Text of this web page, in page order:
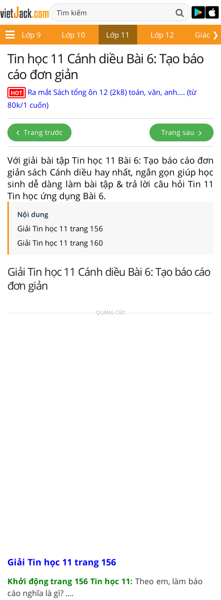
❯
Lớp 9 Lớp 10 Lớp 11 Lớp 12 Giáo
Tin học 11 Cánh diều Bài 6: Tạo báo
cáo đơn giản
HOT
Ra mắt Sách tổng ôn 12 (2k8) toán, văn, anh.... (từ
80k/1 cuốn)
Trang trước Trang sau
Với giải bài tập Tin học 11 Bài 6: Tạo báo cáo đơn
giản sách Cánh diều hay nhất, ngắn gọn giúp học
sinh dễ dàng làm bài tập & trả lời câu hỏi Tin 11
Tin học ứng dụng Bài 6.
Nội dung
Giải Tin học 11 trang 156
Giải Tin học 11 trang 160
Giải Tin học 11 Cánh diều Bài 6: Tạo báo cáo
đơn giản
QUẢNG CÁO
Giải Tin học 11 trang 156
Khởi động trang 156 Tin học 11: Theo em, làm báo
cáo nghĩa là gì? ....